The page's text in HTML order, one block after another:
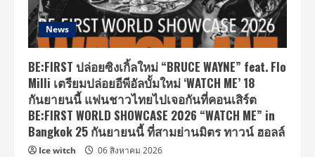
News
BE:FIRST ปล่อยซิงเกิ้ลใหม่ “BRUCE WAYNE” feat. Flo
Milli เตรียมปล่อยอีพีอัลบั้มใหม่ ‘WATCH ME’ 18
กันยายนนี้ แฟนชาวไทยไปเจอกันที่คอนเสิร์ต
BE:FIRST WORLD SHOWCASE 2026 “WATCH ME” in
Bangkok 25 กันยายนนี้ ที่สามย่านมิตร ทาวน์ ฮอลล์
Ice witch 06 สิงหาคม 2026